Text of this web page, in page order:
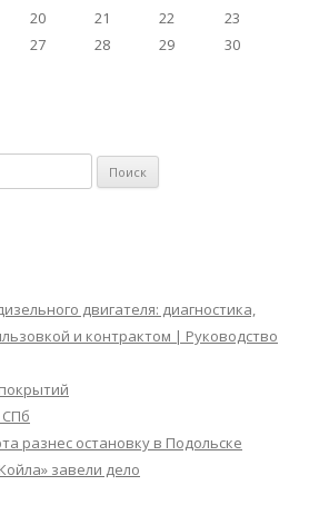
20 21 22
23
27 28 29
30
двигателя: диагностика,
и контрактом | Руководство
разнес остановку в Подольске
завели дело